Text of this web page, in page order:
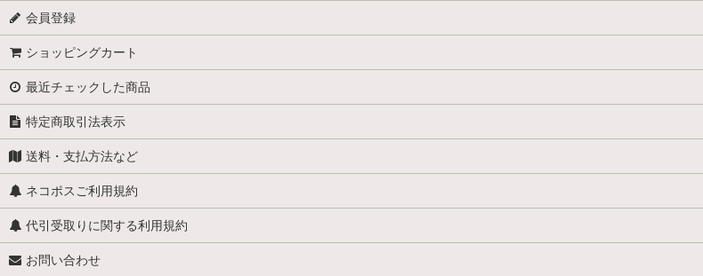
キティ
小人
くまのプーさん
少年ブールと愛犬ビル
職業・仕事
スーパーマン
会員登録
ショッピングカート
最近チェックした商品
特定商取引法表示
送料・支払方法など
ネコポスご利用規約
代引受取りに関する利用規約
お問い合わせ